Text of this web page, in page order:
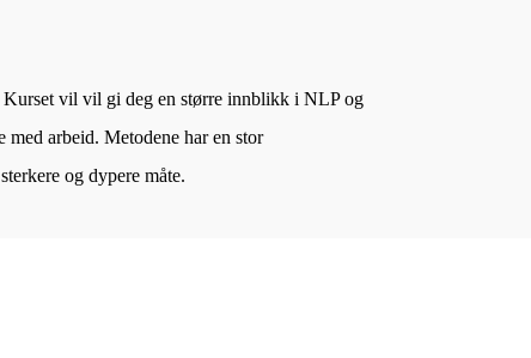
vil vil gi deg en større innblikk i NLP og
arbeid. Metodene har en stor
og dypere måte.